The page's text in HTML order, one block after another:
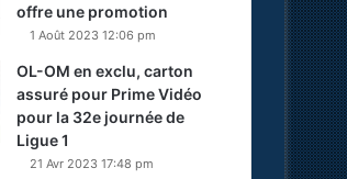
offre une promotion
1 Août 2023 12:06 pm
OL-OM en exclu, carton
assuré pour Prime Vidéo
pour la 32e journée de
Ligue 1
21 Avr 2023 17:48 pm